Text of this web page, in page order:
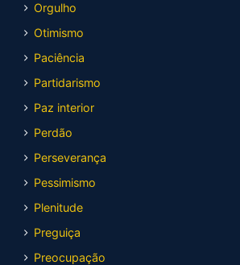
Orgulho
Otimismo
Paciência
Partidarismo
Paz interior
Perdão
Perseverança
Pessimismo
Plenitude
Preguiça
Preocupação